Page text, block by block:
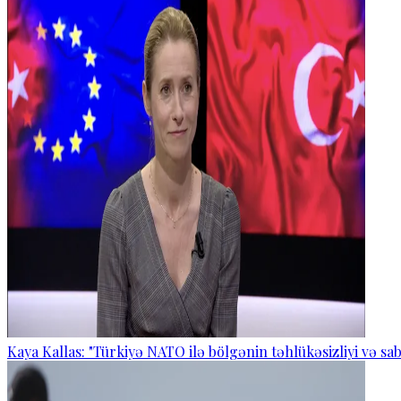
Kaya Kallas: "Türkiyə NATO ilə bölgənin təhlükəsizliyi və